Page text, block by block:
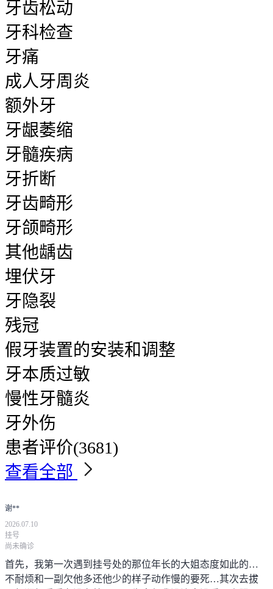
牙齿松动
牙科检查
牙痛
成人牙周炎
额外牙
牙龈萎缩
牙髓疾病
牙折断
牙齿畸形
牙颌畸形
其他龋齿
埋伏牙
牙隐裂
残冠
假牙装置的安装和调整
牙本质过敏
慢性牙髓炎
牙外伤
患者评价(3681)
查看全部
谢**
2026.07.10
挂号
尚未确诊
首先，我第一次遇到挂号处的那位年长的大姐态度如此的…
不耐烦和一副欠他多还他少的样子动作慢的要死…其次去拔